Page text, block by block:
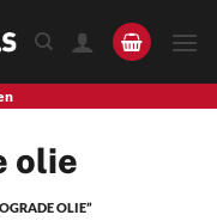
olie
OLIE”